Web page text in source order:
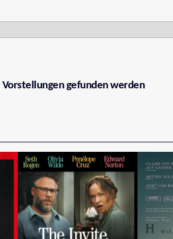
Vorstellungen gefunden werden